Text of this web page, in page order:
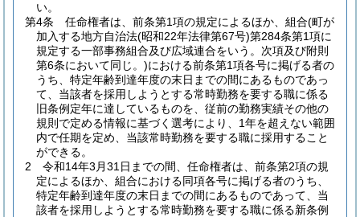
い。
第4条
任命権者は、前条第1項の規定によるほか、組合(町が
加入する地方自治法(昭和22年法律第67号)第284条第1項に
規定する一部事務組合及び広域連合をいう。次項及び附則
第6条において同じ。)における前条第1項各号に掲げる者の
うち、特定年齢到達年度の末日までの間にあるものであっ
て、当該者を採用しようとする常時勤務を要する職に係る
旧条例定年に達しているものを、従前の勤務実績その他の
規則で定める情報に基づく選考により、1年を超えない範囲
内で任期を定め、当該常時勤務を要する職に採用すること
ができる。
2
令和14年3月31日までの間、任命権者は、前条第2項の規
定によるほか、組合における同項各号に掲げる者のうち、
特定年齢到達年度の末日までの間にあるものであって、当
該者を採用しようとする常時勤務を要する職に係る新条例